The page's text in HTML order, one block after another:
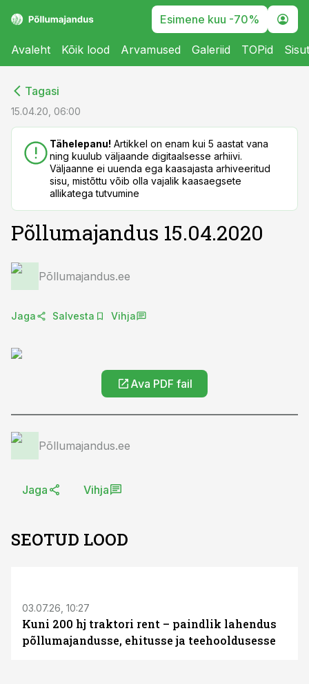
Esimene kuu -70%
Avaleht Kõik lood Arvamused Galeriid TOPid
Tagasi
15.04.20, 06:00
Tähelepanu! Artikkel on enam kui 5 aastat vana
ning kuulub väljaande digitaalsesse arhiivi.
Väljaanne ei uuenda ega kaasajasta arhiveeritud
sisu, mistõttu võib olla vajalik kaasaegsete
allikatega tutvumine
Põllumajandus 15.04.2020
Põllumajandus.ee
Jaga Salvesta Vihja
Ava PDF fail
Põllumajandus.ee
Jaga Vihja
SEOTUD LOOD
03.07.26, 10:27
Kuni 200 hj traktori rent – paindlik lahendus
põllumajandusse, ehitusse ja teehooldusesse